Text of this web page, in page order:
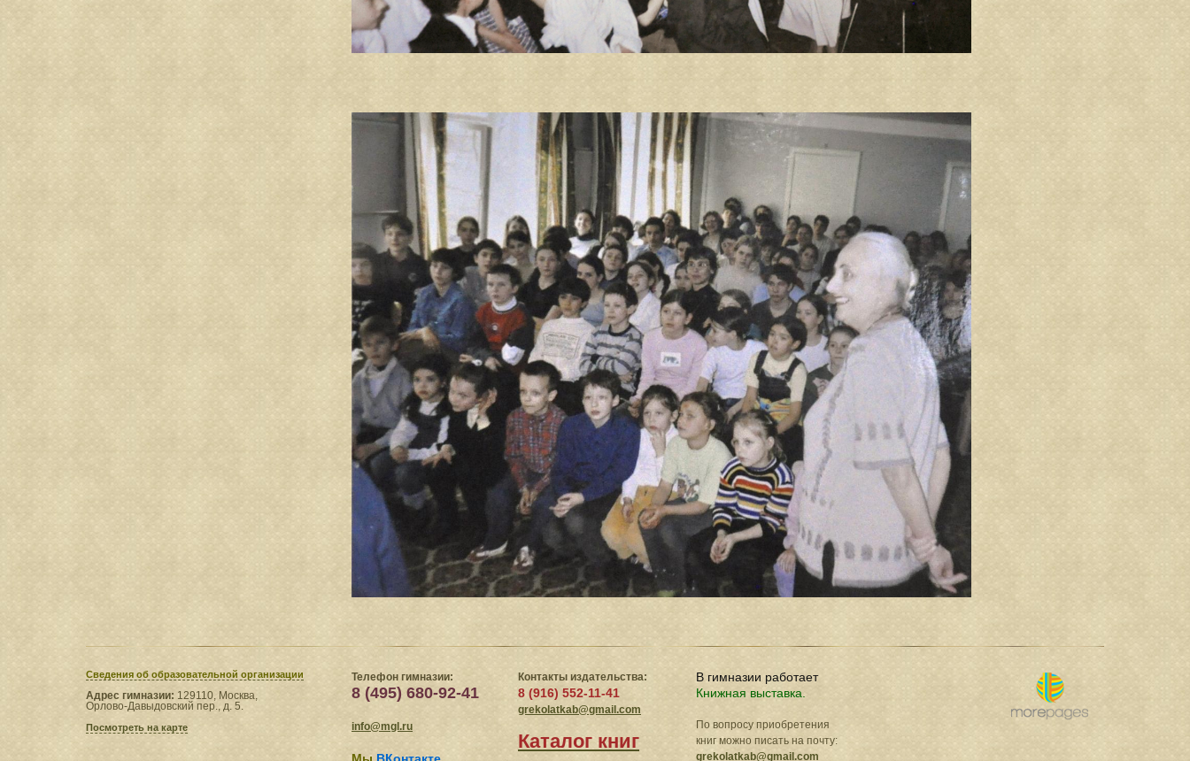
Сведения​ об образовательной организации
Адрес гимназии: 129110, Москва,
Орлово-Давыдовский пер., д. 5.
Посмотреть на карте
Телефон гимназии:
8 (495) 680-92-41
info@mgl.ru
Контакты издательства:
8 (916) 552-11-41
grekolatkab@gmail.com
Каталог книг
В гимназии работает
Книжная выставка.
По вопросу приобретения
книг можно писать на почту:
grekolatkab@gmail.com